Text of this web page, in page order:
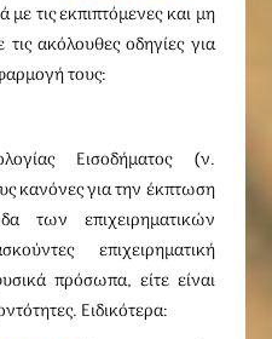
με τις εκπιπτόμενες και μη
ακόλουθες οδηγίες για
τους:
Εισοδήματος (ν.
κανόνες για την έκπτωση
των επιχειρηματικών
επιχειρηματική
πρόσωπα, είτε είναι
Ειδικότερα: